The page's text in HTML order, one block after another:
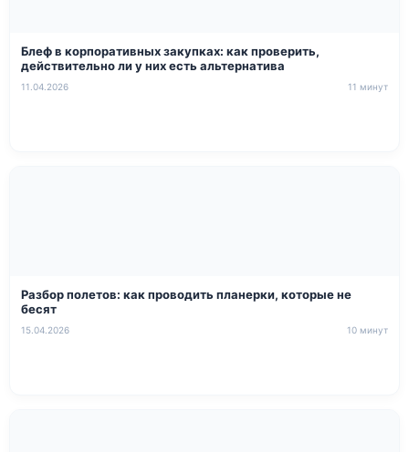
Блеф в корпоративных закупках: как проверить,
действительно ли у них есть альтернатива
11.04.2026 11 минут
Разбор полетов: как проводить планерки, которые не
бесят
15.04.2026 10 минут